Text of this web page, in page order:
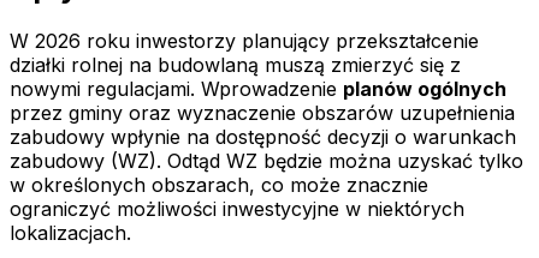
W 2026 roku inwestorzy planujący przekształcenie
działki rolnej na budowlaną muszą zmierzyć się z
nowymi regulacjami. Wprowadzenie planów ogólnych
przez gminy oraz wyznaczenie obszarów uzupełnienia
zabudowy wpłynie na dostępność decyzji o warunkach
zabudowy (WZ). Odtąd WZ będzie można uzyskać tylko
w określonych obszarach, co może znacznie
ograniczyć możliwości inwestycyjne w niektórych
lokalizacjach.